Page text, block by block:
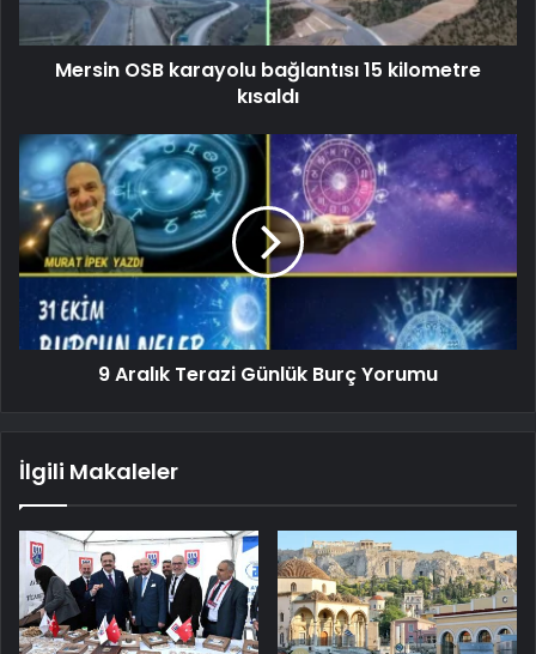
Mersin OSB karayolu bağlantısı 15 kilometre
kısaldı
9 Aralık Terazi Günlük Burç Yorumu
İlgili Makaleler